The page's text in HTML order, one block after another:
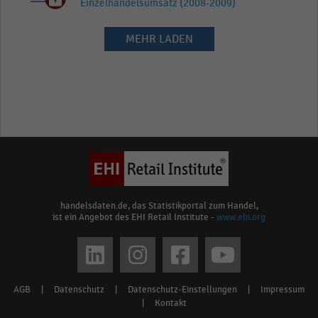
Einzelhandelsumsatz (2008-2009)
MEHR LADEN
handelsdaten.de, das Statistikportal zum Handel,
ist ein Angebot des EHI Retail Institute - www.ehi.org
Footer
AGB Datenschutz Datenschutz-Einstellungen
Impressum
Kontakt